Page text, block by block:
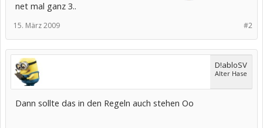
net mal ganz 3..
#2
15. März 2009
D!abloSV
Alter Hase
Dann sollte das in den Regeln auch stehen Oo